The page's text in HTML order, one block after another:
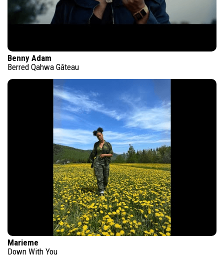
Benny Adam
Berred Qahwa Gâteau
Marieme
Down With You